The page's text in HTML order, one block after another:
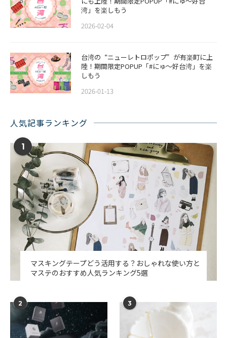
湾」を楽しもう
2026-02-04
台湾の“ニューレトロポップ”が有楽町に上
陸！期間限定POPUP「#にゅ〜好台湾」を楽
しもう
2026-01-13
人気記事ランキング
1
マスキングテープどう活用する？おしゃれな使い方と
マステのおすすめ人気ランキング5選
2 3